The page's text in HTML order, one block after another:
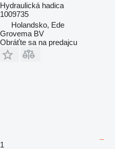
Hydraulická hadica
1009735
Holandsko, Ede
Grovema BV
Obráťte sa na predajcu
1